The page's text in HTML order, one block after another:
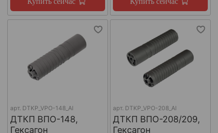
арт. DTKP_VPO-148_Al
ДТКП ВПО-148,
Гексагон
арт. DTKP_VPO-208_Al
ДТКП ВПО-208/209,
Гексагон